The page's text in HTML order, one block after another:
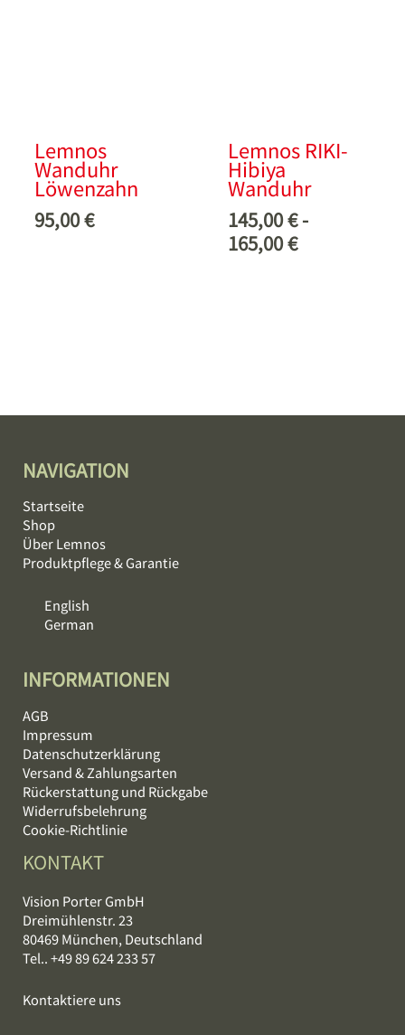
Lemnos
Wanduhr
Löwenzahn
95,00€
Lemnos RIKI-
Hibiya
Wanduhr
145,00€-
165,00€
NAVIGATION
Startseite
Shop
Über Lemnos
Produktpflege & Garantie
English
German
INFORMATIONEN
AGB
Impressum
Datenschutzerklärung
Versand & Zahlungsarten
Rückerstattung und Rückgabe
Widerrufsbelehrung
Cookie-Richtlinie
KONTAKT
Vision Porter GmbH
Dreimühlenstr. 23
80469 München, Deutschland
Tel.. +49 89 624 233 57
Kontaktiere uns